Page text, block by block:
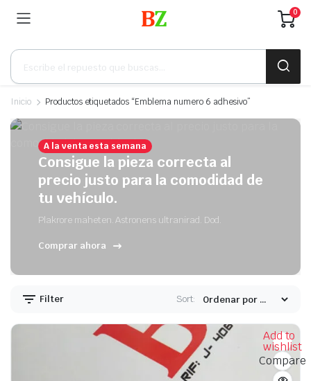
0
Búsqueda
productos
Inicio Productos etiquetados “Emblema numero 6 adhesivo”
A la venta esta semana
Consigue la pieza correcta al
precio justo para la comodidad de
tu vehículo.
Plakrore maheten. Astronens ultranirad. Dod.
Comprar ahora
Filter Sort:
Add to
wishlist
Compare